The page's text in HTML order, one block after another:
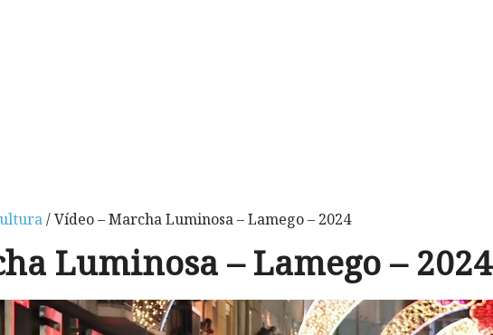
/ Vídeo – Marcha Luminosa – Lamego – 2024
Luminosa – Lamego – 2024